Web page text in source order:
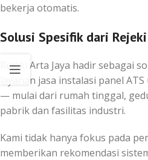
bekerja otomatis.
Solusi Spesifik dari
Rejeki Arta Jaya hadir sebagai
layanan jasa instalasi panel
— mulai dari rumah tinggal,
pabrik dan fasilitas industri.
Kami tidak hanya fokus pada
memberikan rekomendasi